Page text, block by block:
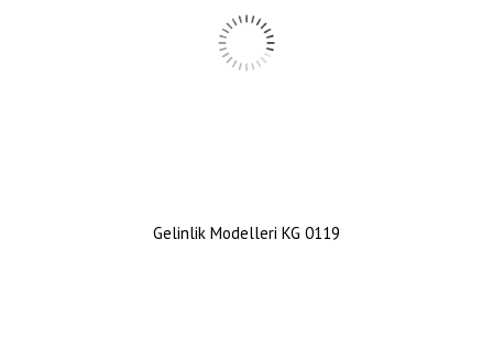
Gelinlik Modelleri KG 0119